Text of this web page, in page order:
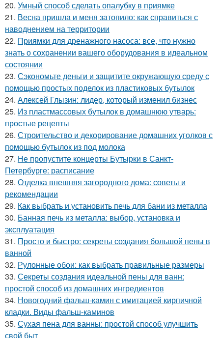
20. Умный способ сделать опалубку в приямке
21. Весна пришла и меня затопило: как справиться с
наводнением на территории
22. Приямки для дренажного насоса: все, что нужно
знать о сохранении вашего оборудования в идеальном
состоянии
23. Сэкономьте деньги и защитите окружающую среду с
помощью простых поделок из пластиковых бутылок
24. Алексей Глызин: лидер, который изменил бизнес
25. Из пластмассовых бутылок в домашнюю утварь:
простые рецепты
26. Строительство и декорирование домашних уголков с
помощью бутылок из под молока
27. Не пропустите концерты Бутырки в Санкт-
Петербурге: расписание
28. Отделка внешняя загородного дома: советы и
рекомендации
29. Как выбрать и установить печь для бани из металла
30. Банная печь из металла: выбор, установка и
эксплуатация
31. Просто и быстро: секреты создания большой пены в
ванной
32. Рулонные обои: как выбрать правильные размеры
33. Секреты создания идеальной пены для ванн:
простой способ из домашних ингредиентов
34. Новогодний фальш-камин с имитацией кирпичной
кладки. Виды фальш-каминов
35. Сухая пена для ванны: простой способ улучшить
свой быт